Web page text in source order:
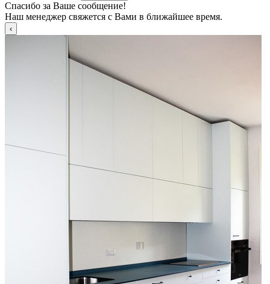
Спасибо за Ваше сообщение!
Наш менеджер свяжется с Вами в ближайшее время.